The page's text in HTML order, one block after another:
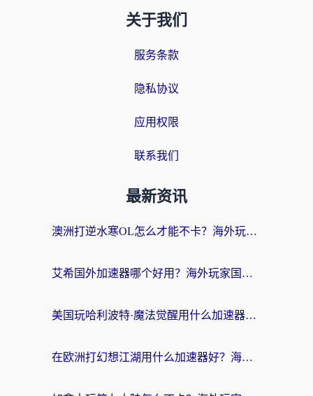
关于我们
服务条款
隐私协议
应用权限
联系我们
最新资讯
澳洲打逆水寒OL怎么才能不卡？海外玩家国服游戏加速终极指南（附梦幻模拟战地铁跑酷解决办法）
艾希国外加速器哪个好用？海外玩家国服游戏畅玩终极指南（附欧洲玩鸣潮街头篮球实测）
美国玩哈利波特·魔法觉醒用什么加速器？告别延迟的终极指南（含免费QQ炫舞方案+印尼妄想山海秘籍）
在欧洲打幻想江湖用什么加速器好？海外玩家国服游戏畅玩指南